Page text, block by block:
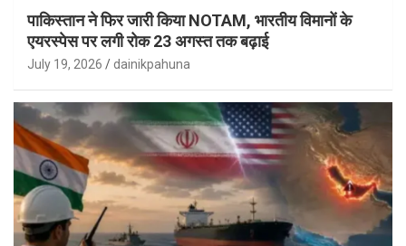
पाकिस्तान ने फिर जारी किया NOTAM, भारतीय विमानों के
एयरस्पेस पर लगी रोक 23 अगस्त तक बढ़ाई
July 19, 2026 dainikpahuna